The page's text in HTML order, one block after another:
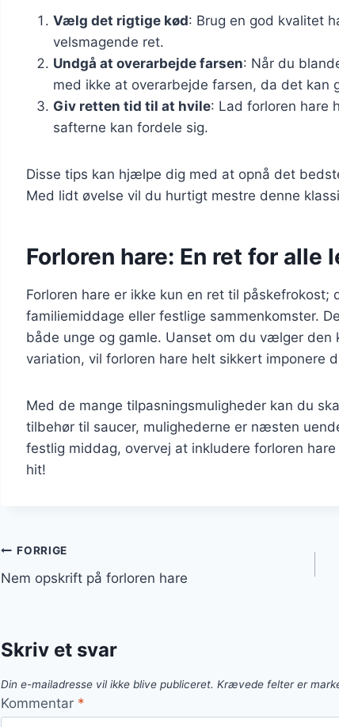
Vælg det rigtige kød: Brug en god kvalitet
velsmagende ret.
Undgå at overarbejde farsen: Når du
med ikke at overarbejde farsen, da det kan
Giv retten tid til at hvile: Lad forloren hare
safterne kan fordele sig.
Disse tips kan hjælpe dig med at opnå det
Med lidt øvelse vil du hurtigt mestre denne
Forloren hare: En ret for alle
Forloren hare er ikke kun en ret til påskefrokost;
familiemiddage eller festlige sammenkomster.
både unge og gamle. Uanset om du vælger den
variation, vil forloren hare helt sikkert imponere
Med de mange tilpasningsmuligheder kan du
tilbehør til saucer, mulighederne er næsten
festlig middag, overvej at inkludere forloren
hit!
Indlægsnavigation
FORRIGE
Nem opskrift på forloren hare
Skriv et svar
Din e-mailadresse vil ikke blive publiceret. Krævede felter er
Kommentar *